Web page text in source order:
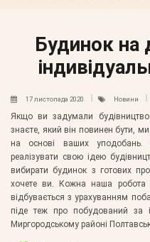
Будинок на
17 листопада 2020 Новини
Якщо ви задумали
знаєте, який він повинен бути,
на основі ваших
реалізувати свою ідею
вибирати будинок з готових
хочете ви. Кожна наша робота
відбувається з урахуванням
піде теж про побудований за
Миргородському районі